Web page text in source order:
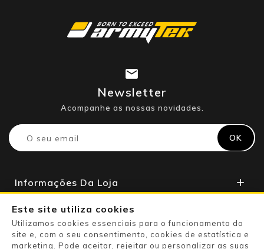
Newsletter
Acompanhe as nossas novidades.
Informações Da Loja 
Apoio Ao Cliente
A Sua Conta 
Este site utiliza cookies
Utilizamos cookies essenciais para o funcionamento do
site e, com o seu consentimento, cookies de estatística e
marketing. Pode aceitar, rejeitar ou personalizar as suas